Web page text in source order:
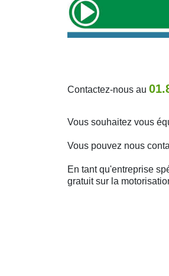
Contactez-nous au
Vous souhaitez vous
Vous pouvez nous
En tant qu'entreprise
gratuit sur la